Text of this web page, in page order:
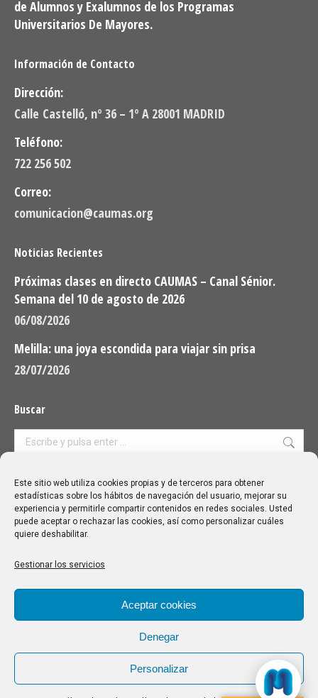
Este sitio web utiliza cookies propias y de terceros para obtener
estadísticas sobre los hábitos de navegación del usuario, mejorar su
experiencia y permitirle compartir contenidos en redes sociales. Usted
puede aceptar o rechazar las cookies, así como personalizar cuáles
quiere deshabilitar.
Gestionar los servicios
Aceptar cookies
Denegar
Personalizar
de Alumnos y Exalumnos de los Programas
Universitarios De Mayores.
Información de Contacto
Dirección:
Calle Castelló, nº 36 – 1º A 28001 MADRID
Teléfono:
722 256 502
Correo:
comunicacion@caumas.org
Noticias Recientes
Próximas clases en directo CAUMAS – Canal Sénior.
Semana del 10 de agosto de 2026
06/08/2026
Melilla: una joya escondida para viajar sin prisa
28/07/2026
Buscar
Buscar:
Aviso Legal|Política de privacidad|Política de cookies